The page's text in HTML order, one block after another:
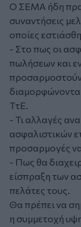
Ο ΣΕΜΑ ήδη
συναντήσεις
οποίες
- Στο πως οι
πωλήσεων και
ΤτΕ.
- Τι αλλαγές
ασφαλιστικών
προσαρμογές
- Πως θα
είσπραξη των
πελάτες τους.
Θα πρέπει να
η συμμετοχή